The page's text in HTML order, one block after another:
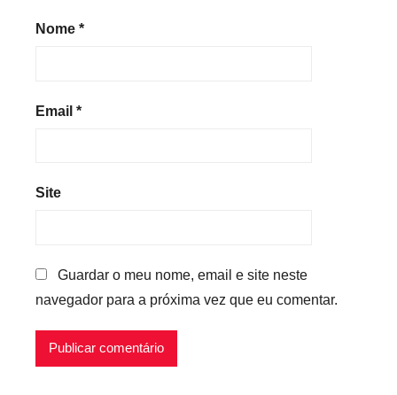
Nome *
Email *
Site
Guardar o meu nome, email e site neste
navegador para a próxima vez que eu comentar.